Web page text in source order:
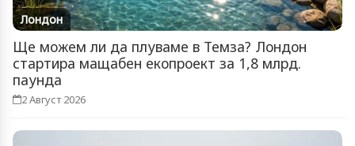
Лондон
Ще можем ли да плуваме в Темза? Лондон
стартира мащабен екопроект за 1,8 млрд.
паунда
2 Август 2026